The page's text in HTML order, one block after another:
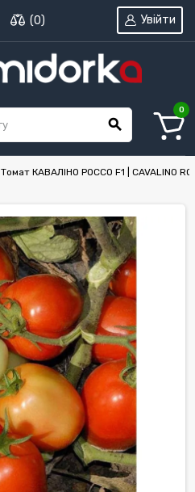
(0)
search
Увійти
0
Томат КАВАЛІНО РОССО F1 | CAVALINO